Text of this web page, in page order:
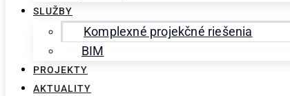
SLUŽBY
Komplexné projekčné riešenia
BIM
PROJEKTY
AKTUALITY